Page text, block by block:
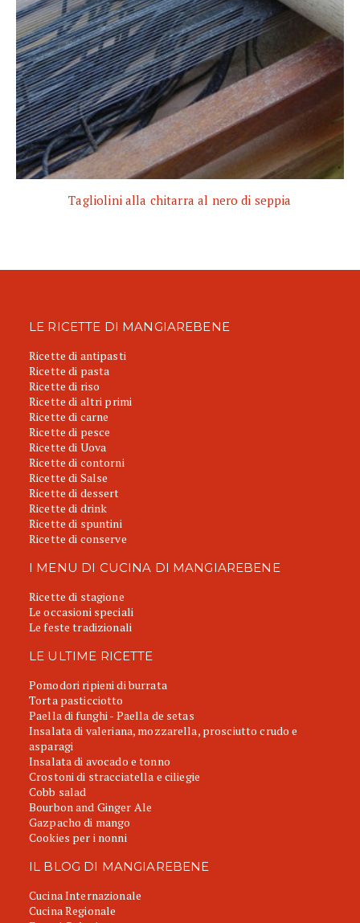
Tagliolini alla chitarra al nero di seppia
LE RICETTE DI MANGIAREBENE
Ricette di antipasti
Ricette di pasta
Ricette di riso
Ricette di altri primi
Ricette di carne
Ricette di pesce
Ricette di Uova
Ricette di contorni
Ricette di Salse
Ricette di dessert
Ricette di drink
Ricette di spuntini
Ricette di conserve
I MENU DI CUCINA DI MANGIAREBENE
Ricette di stagione
Le occasioni speciali
Le feste tradizionali
LE ULTIME RICETTE
Pomodori ripieni di burrata
Torta pasticciotto
Paella di funghi - Paella de setas
Insalata di valeriana, mozzarella, prosciutto crudo e
asparagi
Insalata di avocado e tonno
Crostoni di stracciatella e ciliegie
Cobb salad
Bourbon and Ginger Ale
Gazpacho di mango
Cookies per i nonni
IL BLOG DI MANGIAREBENE
Cucina Internazionale
Cucina Regionale